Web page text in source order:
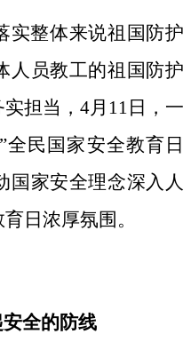
实整体来说祖国防护
人员教工的祖国防护
担当，4月11日，一
全民国家安全教育日
国家安全理念深入人
日浓厚氛围。
全的防线